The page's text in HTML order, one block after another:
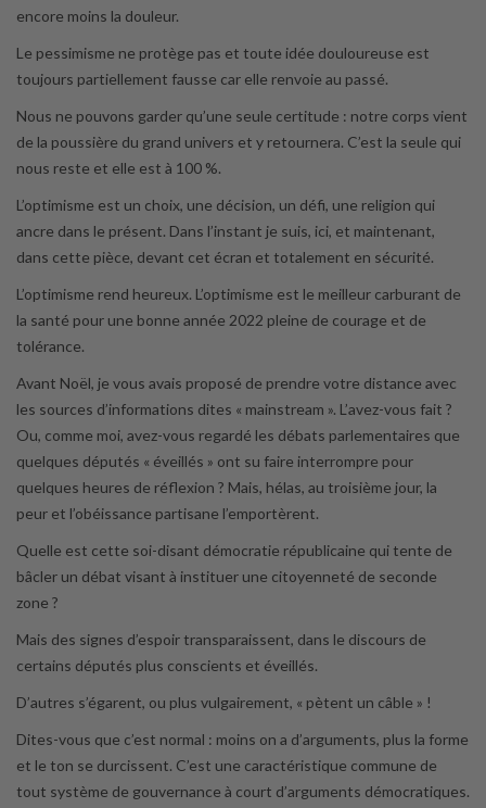
encore moins la douleur.
Le pessimisme ne protège pas et toute idée douloureuse est
toujours partiellement fausse car elle renvoie au passé.
Nous ne pouvons garder qu’une seule certitude : notre corps vient
de la poussière du grand univers et y retournera. C’est la seule qui
nous reste et elle est à 100 %.
L’optimisme est un choix, une décision, un défi, une religion qui
ancre dans le présent. Dans l’instant je suis, ici, et maintenant,
dans cette pièce, devant cet écran et totalement en sécurité.
L’optimisme rend heureux. L’optimisme est le meilleur carburant de
la santé pour une bonne année 2022 pleine de courage et de
tolérance.
Avant Noël, je vous avais proposé de prendre votre distance avec
les sources d’informations dites « mainstream ». L’avez-vous fait ?
Ou, comme moi, avez-vous regardé les débats parlementaires que
quelques députés « éveillés » ont su faire interrompre pour
quelques heures de réflexion ? Mais, hélas, au troisième jour, la
peur et l’obéissance partisane l’emportèrent.
Quelle est cette soi-disant démocratie républicaine qui tente de
bâcler un débat visant à instituer une citoyenneté de seconde
zone ?
Mais des signes d’espoir transparaissent, dans le discours de
certains députés plus conscients et éveillés.
D’autres s’égarent, ou plus vulgairement, « pètent un câble » !
Dites-vous que c’est normal : moins on a d’arguments, plus la forme
et le ton se durcissent. C’est une caractéristique commune de
tout système de gouvernance à court d’arguments démocratiques.